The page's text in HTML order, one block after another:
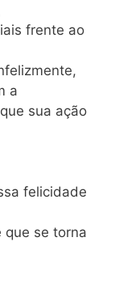
frente ao
a
sua ação
felicidade
que se torna